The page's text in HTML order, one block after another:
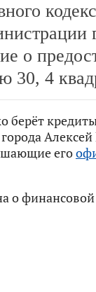
о
30, 4
берёт
Алексей
его
о